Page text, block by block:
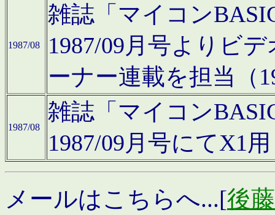
1987/08
雑誌「マイコン
1987/09月号よりビ
ーナー連載を担当（
1987/08
雑誌「マイコン
1987/09月号にてX1
メールはこちらへ...[後